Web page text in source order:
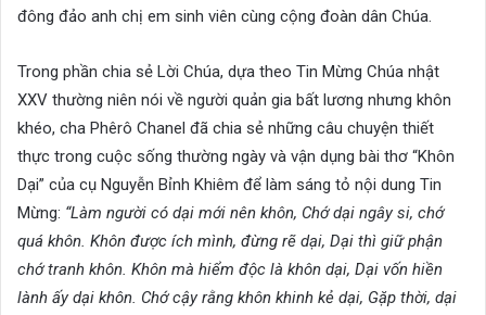
đông đảo anh chị em sinh viên cùng cộng đoàn dân Chúa.
Trong phần chia sẻ Lời Chúa, dựa theo Tin Mừng Chúa nhật
XXV thường niên nói về người quản gia bất lương nhưng khôn
khéo, cha Phêrô Chanel đã chia sẻ những câu chuyện thiết
thực trong cuộc sống thường ngày và vận dụng bài thơ “Khôn
Dại” của cụ Nguyễn Bỉnh Khiêm để làm sáng tỏ nội dung Tin
Mừng: “Làm người có dại mới nên khôn, Chớ dại ngây si, chớ
quá khôn. Khôn được ích mình, đừng rẽ dại, Dại thì giữ phận
chớ tranh khôn. Khôn mà hiểm độc là khôn dại, Dại vốn hiền
lành ấy dại khôn. Chớ cậy rằng khôn khinh kẻ dại, Gặp thời, dại